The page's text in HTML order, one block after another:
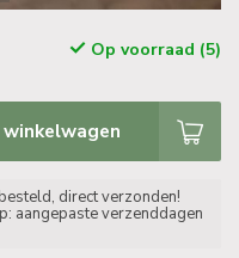
Op voorraad (5)
direct verzonden!
aangepaste verzenddagen